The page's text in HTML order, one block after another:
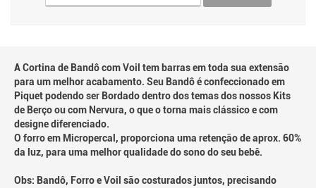
A Cortina de Bandô com Voil tem barras em toda sua extensão
para um melhor acabamento. Seu Bandô é confeccionado em
Piquet podendo ser Bordado dentro dos temas dos nossos Kits
de Berço ou com Nervura, o que o torna mais clássico e com
designe diferenciado.
O forro em Micropercal, proporciona uma retenção de aprox. 60%
da luz, para uma melhor qualidade do sono do seu bebê.
Obs: Bandô, Forro e Voil são costurados juntos, precisando